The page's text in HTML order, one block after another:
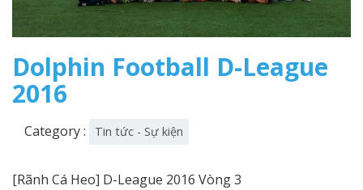
Dolphin Football D-League
2016
Category : Tin tức - Sự kiện
[Rãnh Cá Heo] D-League 2016 Vòng 3